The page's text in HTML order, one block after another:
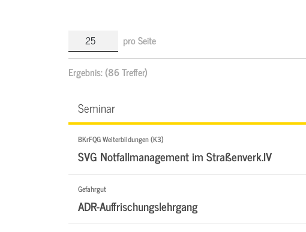
pro Seite
Ergebnis:(86 Treffer)
Seminar
BKrFQG Weiterbildungen (K3)
SVG Notfallmanagement im Straßenverk.IV
Gefahrgut
ADR-Auffrischungslehrgang